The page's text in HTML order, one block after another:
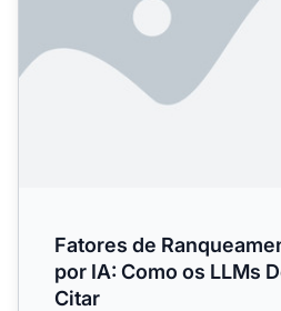
Fatores de
por IA: Como os LLMs
Citar